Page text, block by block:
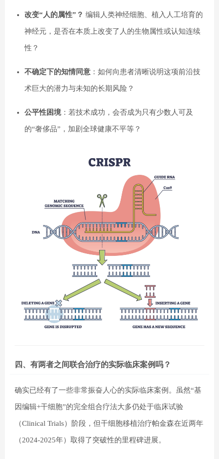
改变“人的属性”？ 编辑人类神经细胞、植入人工培育的
神经元，是否在本质上改变了人的生物属性或认知连续
性？
不确定下的知情同意 ：如何向患者清晰说明这项前沿技
术巨大的潜力与未知的长期风险？
公平性困境：若技术成功，会否成为只有少数人可及
的“奢侈品”，加剧全球健康不平等？
四、有两者之间联合治疗的实际临床案例吗？
确实已经有了一些非常振奋人心的实际临床案例。虽然“基
因编辑+干细胞”的完全组合疗法大多仍处于临床试验
（Clinical Trials）阶段，但干细胞移植治疗帕金森在近两年
（2024-2025年）取得了突破性的里程碑进展。